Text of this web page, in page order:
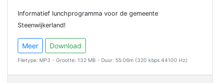
lnformatief lunchprogramma voor de gemeente
Steenwijkerland!
Meer Download
Filetype: MP3 - Grootte: 132 MB - Duur: 55:06m (320 kbps 44100 Hz)